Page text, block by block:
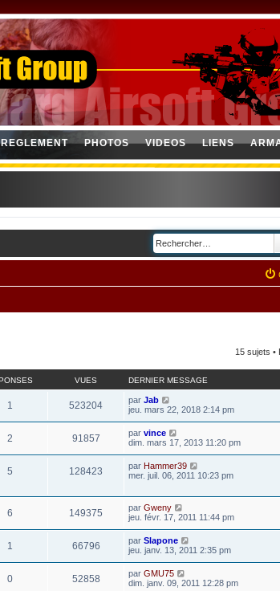
REGLEMENT PHOTOS VIDEOS LIENS
15 sujets •
VUES DERNIER MESSAGE
1 523204 par Jab
jeu. mars 22, 2018 2:14 pm
2 91857 par vince
dim. mars 17, 2013 11:20 pm
5 128423 par Hammer39
mer. juil. 06, 2011 10:23 pm
6 149375 par Gweny
jeu. févr. 17, 2011 11:44 pm
1 66796 par Slapone
jeu. janv. 13, 2011 2:35 pm
0 52858 par GMU75
dim. janv. 09, 2011 12:28 pm